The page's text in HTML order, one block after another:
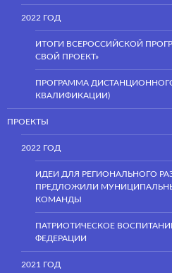
2022 ГОД
ИТОГИ ВСЕРОССИЙСКОЙ
СВОЙ ПРОЕКТ»
ПРОГРАММА
КВАЛИФИКАЦИИ)
ПРОЕКТЫ
2022 ГОД
ИДЕИ ДЛЯ РЕГИОНАЛЬНОГО
ПРЕДЛОЖИЛИ
КОМАНДЫ
ПАТРИОТИЧЕСКОЕ
ФЕДЕРАЦИИ
2021 ГОД